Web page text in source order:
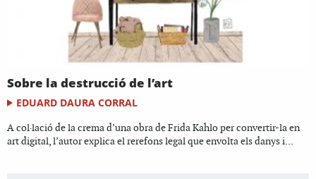
Sobre la destrucció de l’art
EDUARD DAURA CORRAL
A col·lació de la crema d’una obra de Frida Kahlo per convertir-la en
art digital, l’autor explica el rerefons legal que envolta els danys i...